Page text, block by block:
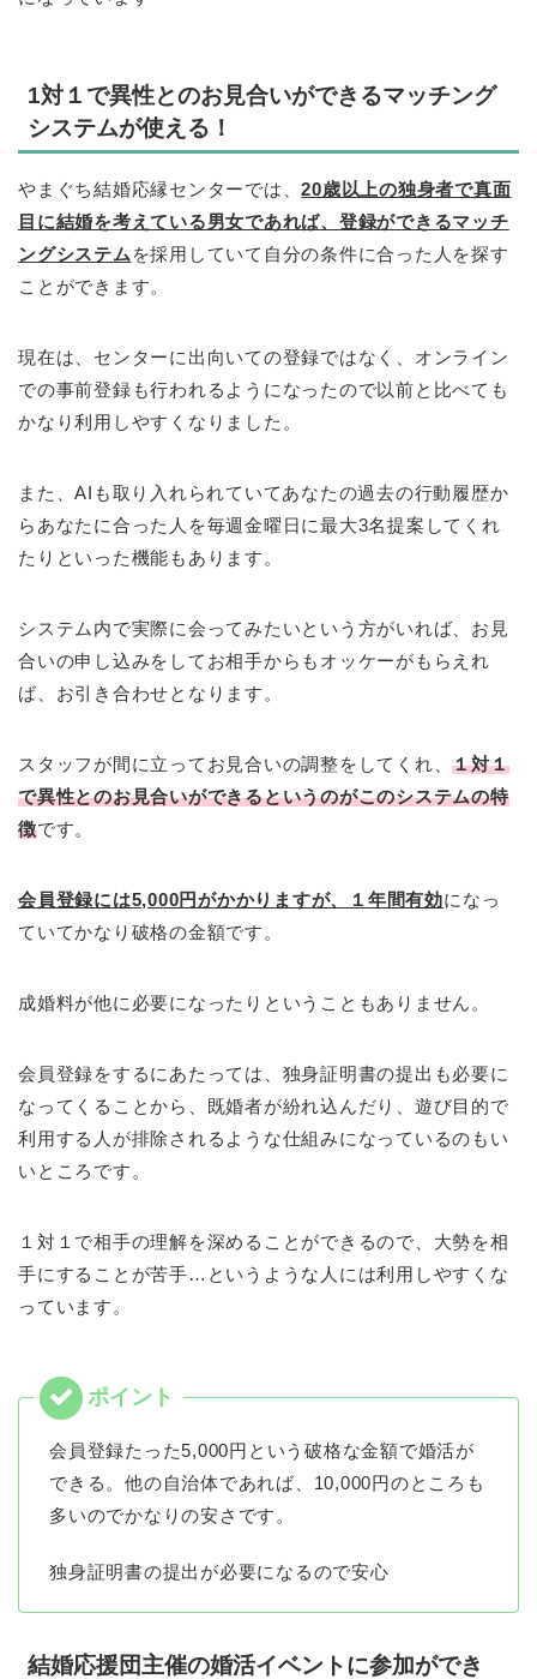
1対１で異性とのお見合いができるマッチング
システムが使える！
やまぐち結婚応縁センターでは、20歳以上の独身者で真面
目に結婚を考えている男女であれば、登録ができるマッチ
ングシステム を採用していて自分の条件に合った人を探す
ことができます。
現在は、センターに出向いての登録ではなく、オンライン
での事前登録も行われるようになったので以前と比べても
かなり利用しやすくなりました。
また、AIも取り入れられていてあなたの過去の行動履歴か
らあなたに合った人を毎週金曜日に最大3名提案してくれ
たりといった機能もあります。
システム内で実際に会ってみたいという方がいれば、お見
合いの申し込みをしてお相手からもオッケーがもらえれ
ば、お引き合わせとなります。
スタッフが間に立ってお見合いの調整をしてくれ、１対１
で異性とのお見合いができるというのがこのシステムの特
徴です。
会員登録には5,000円がかかりますが、１年間有効になっ
ていてかなり破格の金額です。
成婚料が他に必要になったりということもありません。
会員登録をするにあたっては、独身証明書の提出も必要に
なってくることから、既婚者が紛れ込んだり、遊び目的で
利用する人が排除されるような仕組みになっているのもい
いところです。
１対１で相手の理解を深めることができるので、大勢を相
手にすることが苦手…というような人には利用しやすくな
っています。
会員登録たった5,000円という破格な金額で婚活が
できる。他の自治体であれば、10,000円のところも
多いのでかなりの安さです。
独身証明書の提出が必要になるので安心
結婚応援団主催の婚活イベントに参加ができ